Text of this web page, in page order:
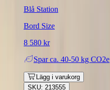
Blå Station
Bord Size
8 580 kr
Spar ca. 40-50 kg CO2e
Lägg i varukorg
SKU: 213555